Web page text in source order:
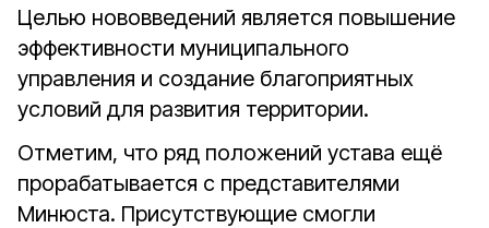
Целью нововведений является повышение
эффективности муниципального
управления и создание благоприятных
условий для развития территории.
Отметим, что ряд положений устава ещё
прорабатывается с представителями
Минюста. Присутствующие смогли